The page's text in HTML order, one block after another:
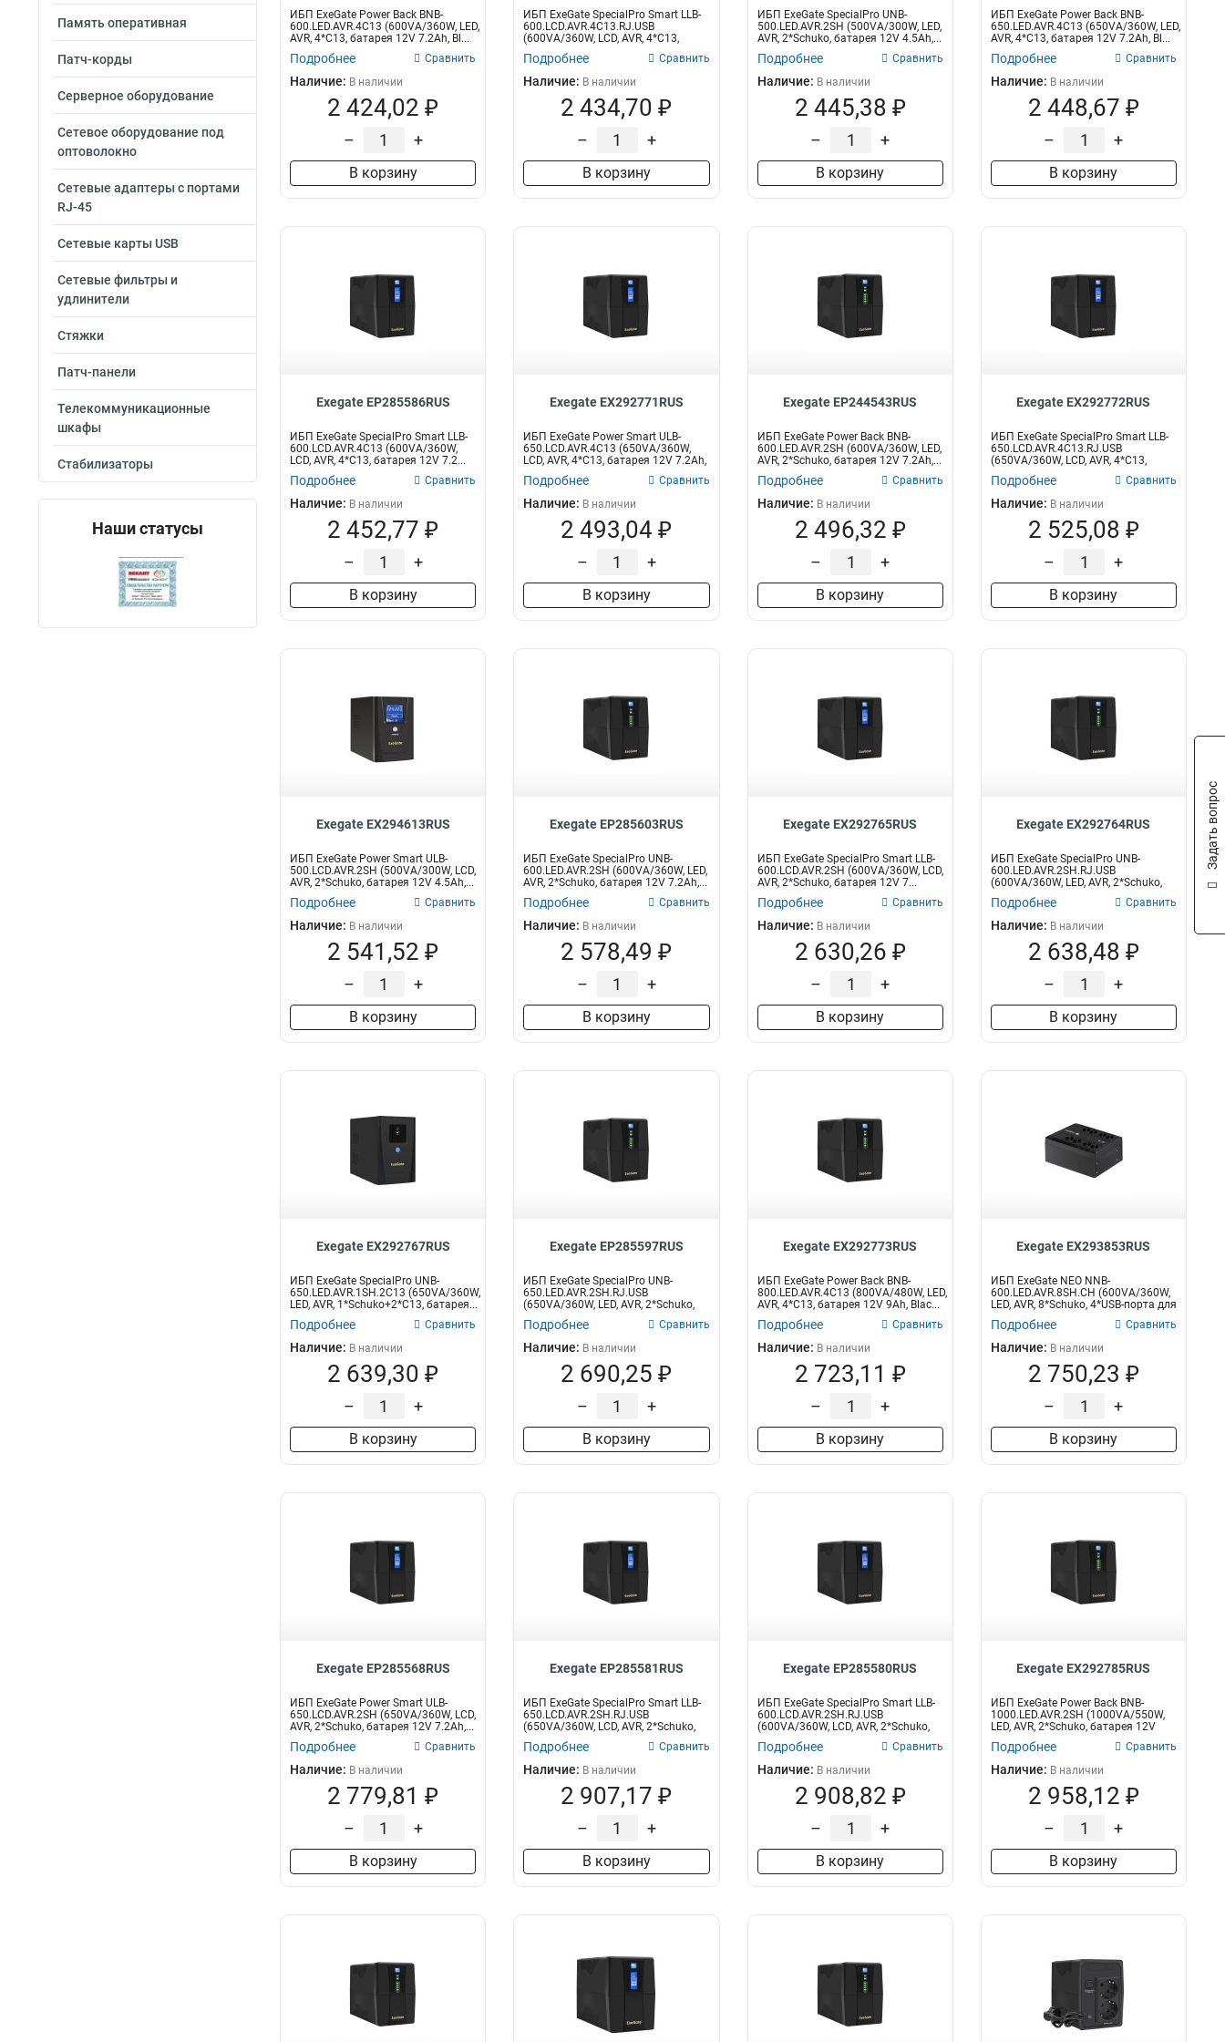
Память оперативная
Патч-корды
Серверное оборудование
Сетевое оборудование под
оптоволокно
Сетевые адаптеры с портами
RJ-45
Сетевые карты USB
Сетевые фильтры и
удлинители
Стяжки
Патч-панели
Телекоммуникационные
шкафы
Стабилизаторы
Наши статусы
1500VA/950W 11
800VA/480W 11
2000VA/1200W 13
600VA/360W 14
650VA/360W 17
8*Schuko 8
RJ45/11,USB
8*C13
4*Schuko 13
RJ45/11 53
ИБП ExeGate Power Back BNB-
600.LED.AVR.4C13 (600VA/360W, LED,
AVR, 4*C13, батарея 12V 7.2Ah, Bl...
Подробнее Сравнить
Наличие: В наличии
2 424,02 ₽
– +
В корзину
ИБП ExeGate SpecialPro Smart LLB-
600.LCD.AVR.4C13.RJ.USB
(600VA/360W, LCD, AVR, 4*C13,
RJ45/11,...
Подробнее Сравнить
Наличие: В наличии
2 434,70 ₽
– +
В корзину
ИБП ExeGate SpecialPro UNB-
500.LED.AVR.2SH (500VA/300W, LED,
AVR, 2*Schuko, батарея 12V 4.5Ah,...
Подробнее Сравнить
Наличие: В наличии
2 445,38 ₽
– +
В корзину
ИБП ExeGate Power Back BNB-
650.LED.AVR.4C13 (650VA/360W, LED,
AVR, 4*C13, батарея 12V 7.2Ah, Bl...
Подробнее Сравнить
Наличие: В наличии
2 448,67 ₽
– +
В корзину
Exegate EP285586RUS
ИБП ExeGate SpecialPro Smart LLB-
600.LCD.AVR.4C13 (600VA/360W,
LCD, AVR, 4*C13, батарея 12V 7.2...
Подробнее Сравнить
Наличие: В наличии
2 452,77 ₽
– +
В корзину
Exegate EX292771RUS
ИБП ExeGate Power Smart ULB-
650.LCD.AVR.4C13 (650VA/360W,
LCD, AVR, 4*C13, батарея 12V 7.2Ah,
Подробнее Сравнить
Наличие: В наличии
2 493,04 ₽
– +
В корзину
Exegate EP244543RUS
ИБП ExeGate Power Back BNB-
600.LED.AVR.2SH (600VA/360W, LED,
AVR, 2*Schuko, батарея 12V 7.2Ah,...
Подробнее Сравнить
Наличие: В наличии
2 496,32 ₽
– +
В корзину
Exegate EX292772RUS
ИБП ExeGate SpecialPro Smart LLB-
650.LCD.AVR.4C13.RJ.USB
(650VA/360W, LCD, AVR, 4*C13,
RJ45/11,...
Подробнее Сравнить
Наличие: В наличии
2 525,08 ₽
– +
В корзину
Exegate EX294613RUS
ИБП ExeGate Power Smart ULB-
500.LCD.AVR.2SH (500VA/300W, LCD,
AVR, 2*Schuko, батарея 12V 4.5Ah,...
Подробнее Сравнить
Наличие: В наличии
2 541,52 ₽
– +
В корзину
Exegate EP285603RUS
ИБП ExeGate SpecialPro UNB-
600.LED.AVR.2SH (600VA/360W, LED,
AVR, 2*Schuko, батарея 12V 7.2Ah,...
Подробнее Сравнить
Наличие: В наличии
2 578,49 ₽
– +
В корзину
Exegate EX292765RUS
ИБП ExeGate SpecialPro Smart LLB-
600.LCD.AVR.2SH (600VA/360W, LCD,
AVR, 2*Schuko, батарея 12V 7...
Подробнее Сравнить
Наличие: В наличии
2 630,26 ₽
– +
В корзину
Exegate EX292764RUS
ИБП ExeGate SpecialPro UNB-
600.LED.AVR.2SH.RJ.USB
(600VA/360W, LED, AVR, 2*Schuko,
RJ45/11, USB...
Подробнее Сравнить
Наличие: В наличии
2 638,48 ₽
– +
В корзину
Exegate EX292767RUS
ИБП ExeGate SpecialPro UNB-
650.LED.AVR.1SH.2C13 (650VA/360W,
LED, AVR, 1*Schuko+2*C13, батарея...
Подробнее Сравнить
Наличие: В наличии
2 639,30 ₽
– +
В корзину
Exegate EP285597RUS
ИБП ExeGate SpecialPro UNB-
650.LED.AVR.2SH.RJ.USB
(650VA/360W, LED, AVR, 2*Schuko,
RJ45/11, USB...
Подробнее Сравнить
Наличие: В наличии
2 690,25 ₽
– +
В корзину
Exegate EX292773RUS
ИБП ExeGate Power Back BNB-
800.LED.AVR.4C13 (800VA/480W, LED,
AVR, 4*C13, батарея 12V 9Ah, Blac...
Подробнее Сравнить
Наличие: В наличии
2 723,11 ₽
– +
В корзину
Exegate EX293853RUS
ИБП ExeGate NEO NNB-
600.LED.AVR.8SH.CH (600VA/360W,
LED, AVR, 8*Schuko, 4*USB-порта для
зарядки...
Подробнее Сравнить
Наличие: В наличии
2 750,23 ₽
– +
В корзину
Exegate EP285568RUS
ИБП ExeGate Power Smart ULB-
650.LCD.AVR.2SH (650VA/360W, LCD,
AVR, 2*Schuko, батарея 12V 7.2Ah,...
Подробнее Сравнить
Наличие: В наличии
2 779,81 ₽
– +
В корзину
Exegate EP285581RUS
ИБП ExeGate SpecialPro Smart LLB-
650.LCD.AVR.2SH.RJ.USB
(650VA/360W, LCD, AVR, 2*Schuko,
RJ45/1...
Подробнее Сравнить
Наличие: В наличии
2 907,17 ₽
– +
В корзину
Exegate EP285580RUS
ИБП ExeGate SpecialPro Smart LLB-
600.LCD.AVR.2SH.RJ.USB
(600VA/360W, LCD, AVR, 2*Schuko,
RJ45/1...
Подробнее Сравнить
Наличие: В наличии
2 908,82 ₽
– +
В корзину
Exegate EX292785RUS
ИБП ExeGate Power Back BNB-
1000.LED.AVR.2SH (1000VA/550W,
LED, AVR, 2*Schuko, батарея 12V
Подробнее Сравнить
Наличие: В наличии
2 958,12 ₽
– +
В корзину
Задать вопрос